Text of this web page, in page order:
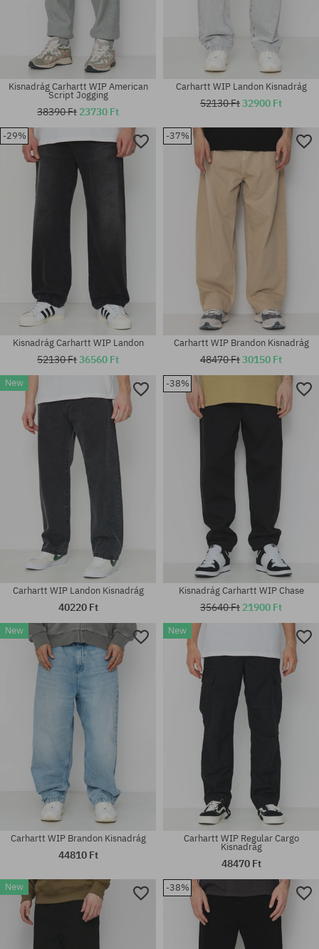
Elérhető méretek:
29; 30; 31; 32; 33; 34; 36
Elérhető méretek:
30X32; 31X32; 32X32; 33X32;
34X32; 36X32
Elérhető méretek:
L; XL; XXL
Kisnadrág Carhartt WIP American
Script Jogging
38390 Ft 23730 Ft
Elérhető méretek:
31; 32; 34
Carhartt WIP Landon Kisnadrág
52130 Ft32900 Ft
-29%
Elérhető méretek:
30; 31; 32; 33; 34; 36
Kisnadrág Carhartt WIP Landon
52130 Ft36560 Ft
-37%
Elérhető méretek:
S; M
Carhartt WIP Brandon Kisnadrág
48470 Ft30150 Ft
New
Elérhető méretek:
30; 31; 32; 33; 34; 36
Carhartt WIP Landon Kisnadrág
40220 Ft
-38%
Elérhető méretek:
Kisnadrág Carhartt WIP Chase
35640 Ft 21900 Ft
New
Carhartt WIP Brandon Kisnadrág
44810 Ft
New
Carhartt WIP Regular Cargo
Kisnadrág
48470 Ft
New -38%